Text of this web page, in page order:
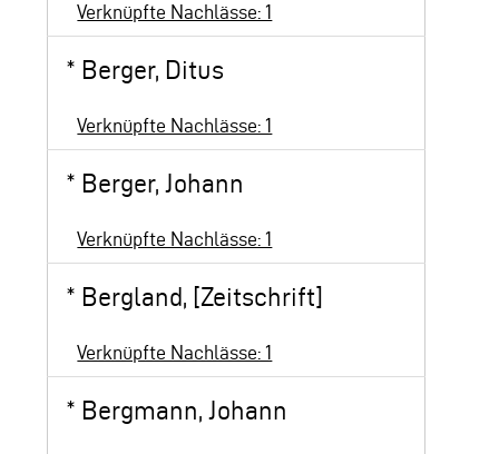
Verknüpfte Nachlässe: 1
* Berger, Ditus
Verknüpfte Nachlässe: 1
* Berger, Johann
Verknüpfte Nachlässe: 1
* Bergland, [Zeitschrift]
Verknüpfte Nachlässe: 1
* Bergmann, Johann